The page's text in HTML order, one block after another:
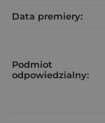
Data premiery:
Podmiot
odpowiedzialny: